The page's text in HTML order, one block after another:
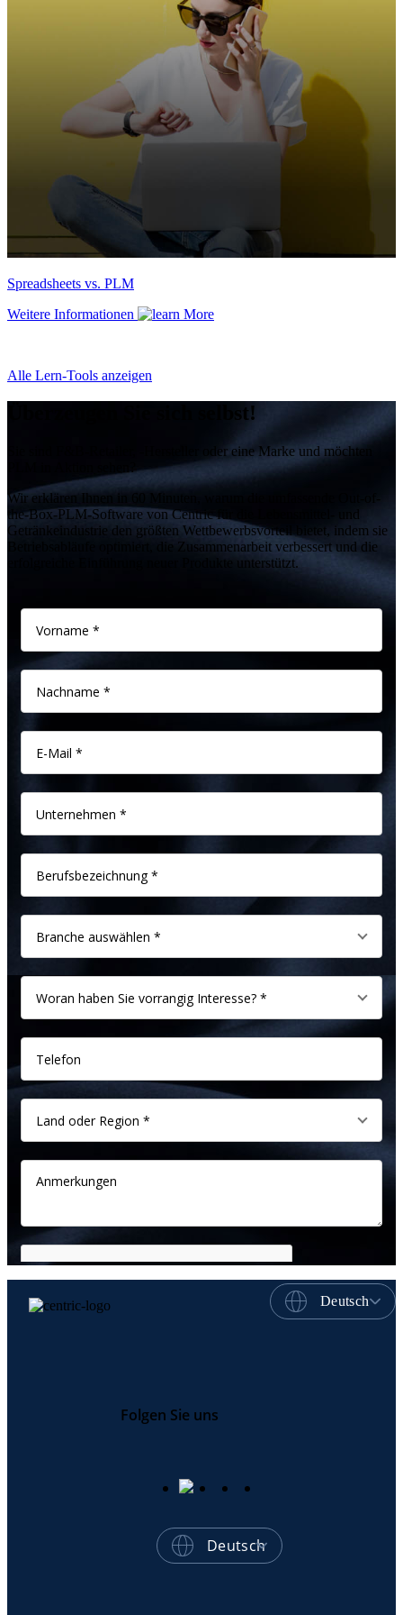
Spreadsheets vs. PLM
Weitere Informationen
Alle Lern-Tools anzeigen
Überzeugen Sie sich selbst!
Sie sind F&B-Retailer, -Hersteller oder eine Marke und möchten
Wir erklären Ihnen in 60 Minuten, warum die umfassende Out-of-
the-Box-PLM-Software von Centric für die Lebensmittel- und
Getränkeindustrie den größten Wettbewerbsvorteil bietet, indem sie
Betriebsabläufe optimiert, die Zusammenarbeit verbessert und die
erfolgreiche Einführung neuer Produkte unterstützt.
Deutsch
Folgen Sie uns
Deutsch